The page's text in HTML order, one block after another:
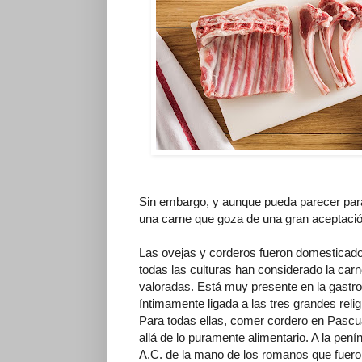
Sin embargo, y aunque pueda parecer
una carne que goza de una gran
Las ovejas y corderos fueron
todas las culturas han considerado la
valoradas. Está muy presente en la
íntimamente ligada a las tres grandes
Para todas ellas, comer cordero en
allá de lo puramente alimentario. A la
A.C. de la mano de los romanos que